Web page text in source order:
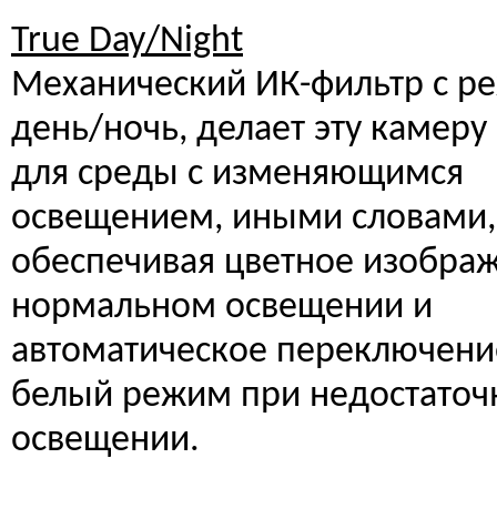
True Day/Night
Механический ИК-фильтр с
день/ночь, делает эту
для среды с изменяющимся
освещением, иными словами,
обеспечивая цветное
нормальном освещении и
автоматическое
белый режим при
освещении.